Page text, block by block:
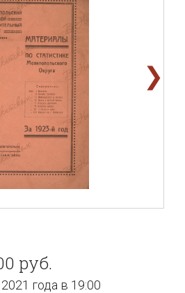
❯
руб.
года в 19:00